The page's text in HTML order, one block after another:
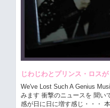
じわじわとプリンス・ロスが
We've Lost Such A Genius
みます 衝撃のニュースを 聞い
感が日に日に増す感じ・・・